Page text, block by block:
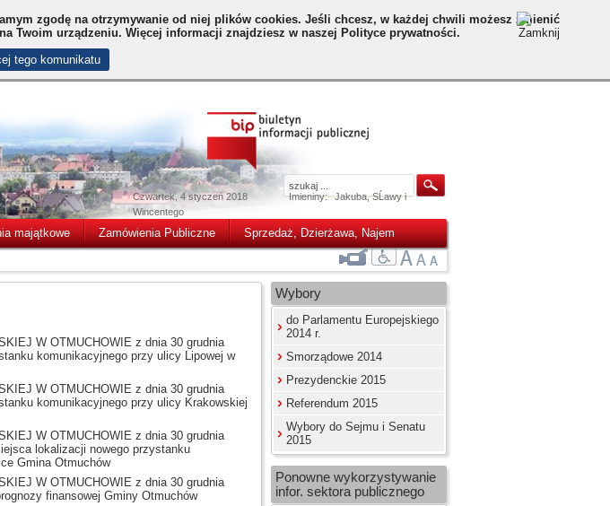
zgodę na otrzymywanie od niej plików cookies. Jeśli chcesz, w każdej chwili możesz zmienić
Twoim urządzeniu. Więcej informacji znajdziesz w naszej Polityce prywatności.
tego komunikatu
Czwartek, 4 styczeń 2018 Imieniny:
Jakuba, SĹawy i
Wincentego
majątkowe Zamówienia Publiczne Sprzedaż, Dzierżawa, Najem
W OTMUCHOWIE z dnia 30 grudnia
komunikacyjnego przy ulicy Lipowej w
W OTMUCHOWIE z dnia 30 grudnia
komunikacyjnego przy ulicy Krakowskiej
W OTMUCHOWIE z dnia 30 grudnia
lokalizacji nowego przystanku
Gmina Otmuchów
W OTMUCHOWIE z dnia 30 grudnia
finansowej Gminy Otmuchów
Wybory
do Parlamentu Europejskiego
2014 r.
Smorządowe 2014
Prezydenckie 2015
Referendum 2015
Wybory do Sejmu i Senatu
2015
Ponowne wykorzystywanie
infor. sektora publicznego